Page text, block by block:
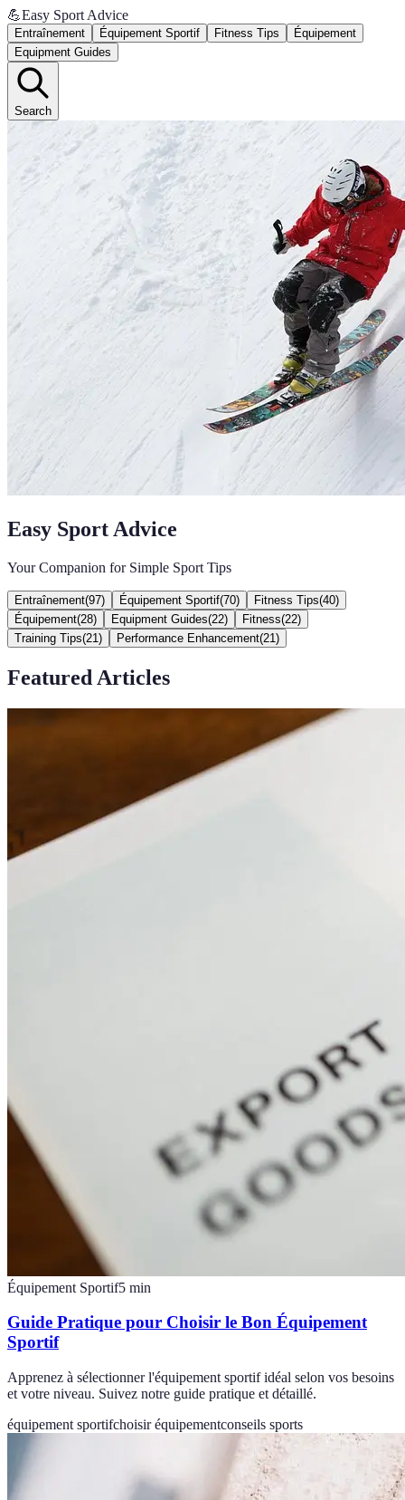
💪Easy Sport Advice
Entraînement Équipement Sportif Fitness Tips
Équipement
Equipment Guides
Search
Easy Sport Advice
Your Companion for Simple Sport Tips
Entraînement(97) Équipement Sportif(70) Fitness Tips(40)
Équipement(28) Equipment Guides(22) Fitness(22)
Training Tips(21 ) Performance Enhancement(21 )
Featured Articles
Équipement Sportif5 min
Guide Pratique pour Choisir le Bon Équipement
Sportif
Apprenez à sélectionner l'équipement sportif idéal selon vos besoins
et votre niveau. Suivez notre guide pratique et détaillé.
équipement sportifchoisir équipementconseils sports